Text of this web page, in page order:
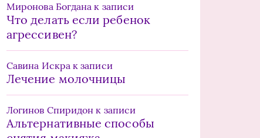
Миронова Богдана к записи
Что делать если ребенок
агрессивен?
Савина Искрак записи
Лечение молочницы
Логинов Спиридон к записи
Альтернативные способы